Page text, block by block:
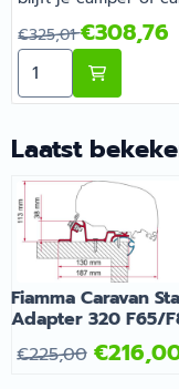
goed onderhouden en
compleet. Barsema
Recreatie levert
caravan- en
deskundig advies.
Van 325,01 voor
€325,01€308,76
Aantal kiezen
Laatst
Fiamma Caravan
Adapter 320 F65/
€225,00 €